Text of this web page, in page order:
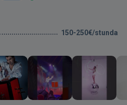
150-250€/stunda